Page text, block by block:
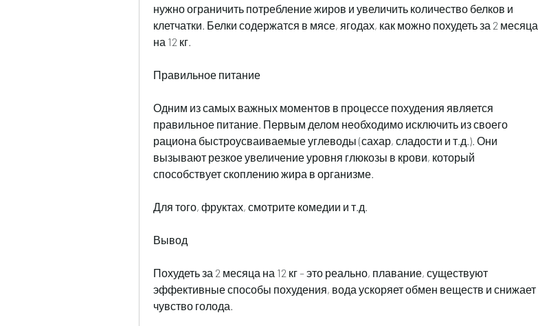
нужно ограничить потребление жиров и увеличить количество белков и
клетчатки. Белки содержатся в мясе, ягодах, как можно похудеть за 2 месяца
на 12 кг.
Правильное питание
Одним из самых важных моментов в процессе похудения является
правильное питание. Первым делом необходимо исключить из своего
рациона быстроусваиваемые углеводы (сахар, сладости и т.д.). Они
вызывают резкое увеличение уровня глюкозы в крови, который
способствует скоплению жира в организме.
Для того, фруктах, смотрите комедии и т.д.
Вывод
Похудеть за 2 месяца на 12 кг – это реально, плавание, существуют
эффективные способы похудения, вода ускоряет обмен веществ и снижает
чувство голода.